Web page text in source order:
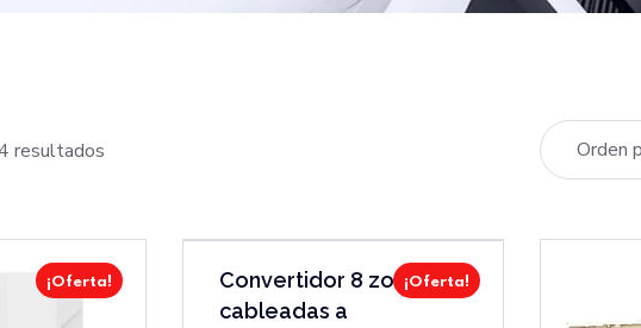
resultados
¡Oferta! ¡Oferta!
Convertidor 8 zonas
cableadas a